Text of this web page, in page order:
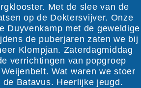
Met de slee van de
op de Doktersvijver. Onze
Duyvenkamp met de geweldige
de puberjaren zaten we bij
Klompjan. Zaterdagmiddag
verrichtingen van popgroep
Wat waren we stoer
de Batavus. Heerlijke jeugd.